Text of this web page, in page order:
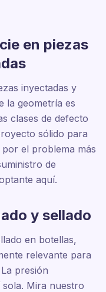
en piezas
inyectadas y
la geometría es
clases de defecto
sólido para
el problema más
de
aquí.
y sellado
en botellas,
relevante para
presión
Mira nuestro